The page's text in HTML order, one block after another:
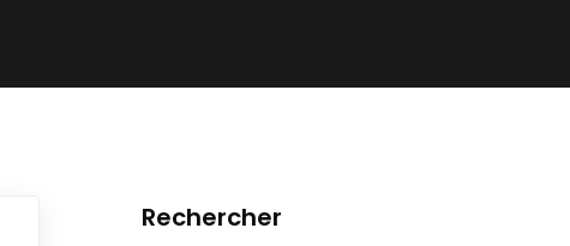
Rechercher